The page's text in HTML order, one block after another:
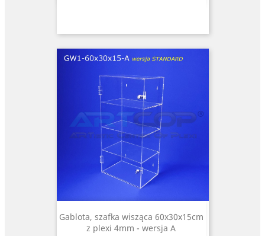
Gablota, szafka wisząca 60x30x15cm
z plexi 4mm - wersja A